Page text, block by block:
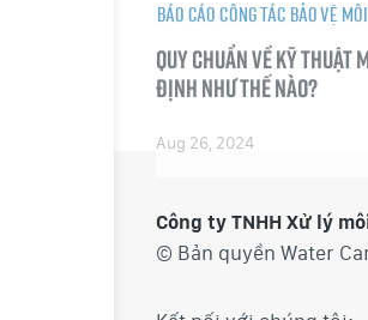
Báo cáo công tác bảo vệ
Quy chuẩn về kỹ thuật
định như thế nào?
Aug 26, 2024
Công ty TNHH Xử lý
© Bản quyền Water